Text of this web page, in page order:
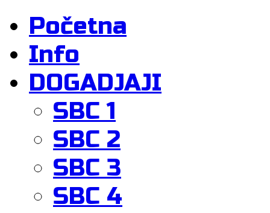
Početna
Info
DOGADJAJI
SBC 1
SBC 2
SBC 3
SBC 4